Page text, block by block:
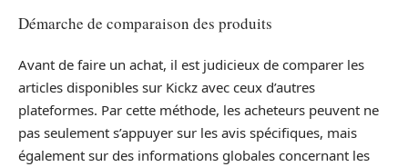
Démarche de comparaison des produits
Avant de faire un achat, il est judicieux de comparer les
articles disponibles sur Kickz avec ceux d’autres
plateformes. Par cette méthode, les acheteurs peuvent ne
pas seulement s’appuyer sur les avis spécifiques, mais
également sur des informations globales concernant les